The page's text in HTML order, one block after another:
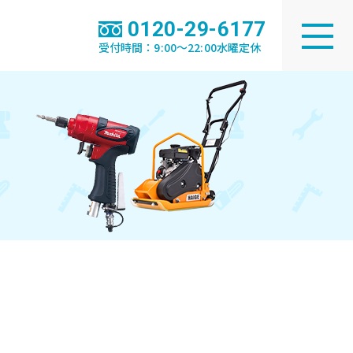
0120-29-6177
受付時間：9:00～22:00水曜定休